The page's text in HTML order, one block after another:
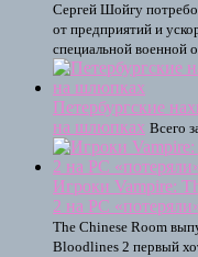
Сергей Шойгу
от предприятий и
специальной
Петербургские
на шлюпках Всего
Игроки Vampire:
2 на PC
The Chinese Room
Bloodlines 2 первый